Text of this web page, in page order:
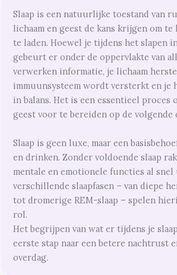
Slaap is een natuurlijke toestand van
lichaam en geest de kans krijgen om
te laden. Hoewel je tijdens het slapen
gebeurt er onder de oppervlakte van
verwerken informatie, je lichaam
immuunsysteem wordt versterkt en je
in balans. Het is een essentieel proces
geest voor te bereiden op de volgende
Slaap is geen luxe, maar een
en drinken. Zonder voldoende slaap
mentale en emotionele functies al snel
verschillende slaapfasen – van diepe
tot dromerige REM-slaap – spelen
rol.
Het begrijpen van wat er tijdens je
eerste stap naar een betere nachtrust
overdag.